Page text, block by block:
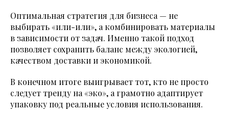
Оптимальная стратегия для бизнеса — не
выбирать «или-или», а комбинировать материалы
в зависимости от задач. Именно такой подход
позволяет сохранить баланс между экологией,
качеством доставки и экономикой.
В конечном итоге выигрывает тот, кто не просто
следует тренду на «эко», а грамотно адаптирует
упаковку под реальные условия использования.